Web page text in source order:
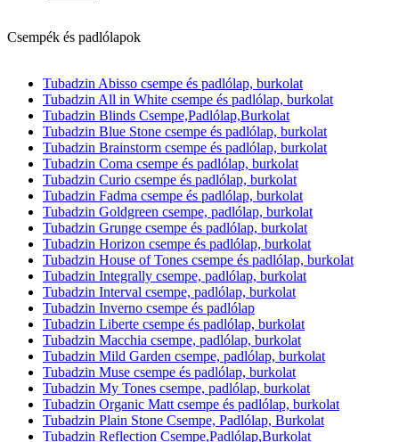
Csempék és padlólapok
Tubadzin Abisso csempe és padlólap, burkolat
Tubadzin All in White csempe és padlólap, burkolat
Tubadzin Blinds Csempe,Padlólap,Burkolat
Tubadzin Blue Stone csempe és padlólap, burkolat
Tubadzin Brainstorm csempe és padlólap, burkolat
Tubadzin Coma csempe és padlólap, burkolat
Tubadzin Curio csempe és padlólap, burkolat
Tubadzin Fadma csempe és padlólap, burkolat
Tubadzin Goldgreen csempe, padlólap, burkolat
Tubadzin Grunge csempe és padlólap, burkolat
Tubadzin Horizon csempe és padlólap, burkolat
Tubadzin House of Tones csempe és padlólap, burkolat
Tubadzin Integrally csempe, padlólap, burkolat
Tubadzin Interval csempe, padlólap, burkolat
Tubadzin Inverno csempe és padlólap
Tubadzin Liberte csempe és padlólap, burkolat
Tubadzin Macchia csempe, padlólap, burkolat
Tubadzin Mild Garden csempe, padlólap, burkolat
Tubadzin Muse csempe és padlólap, burkolat
Tubadzin My Tones csempe, padlólap, burkolat
Tubadzin Organic Matt csempe és padlólap, burkolat
Tubadzin Plain Stone Csempe, Padlólap, Burkolat
Tubadzin Reflection Csempe,Padlólap,Burkolat